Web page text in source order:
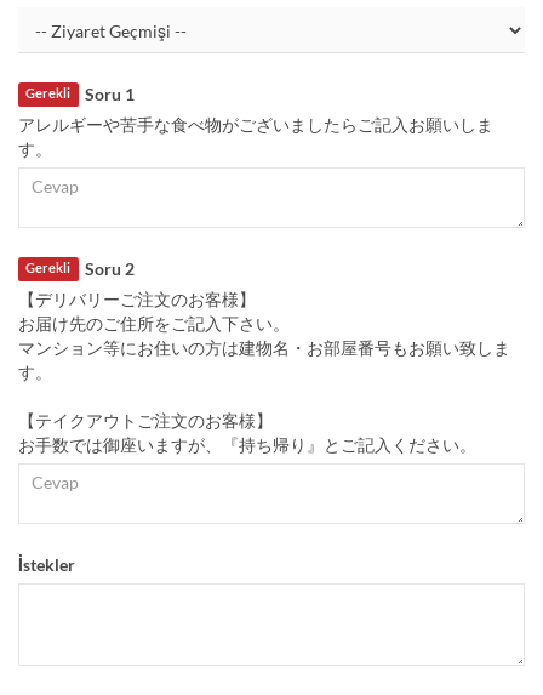
Soru 1
Gerekli
アレルギーや苦手な食べ物がございましたらご記入お願いしま
す。
Soru 2
Gerekli
【デリバリーご注文のお客様】
お届け先のご住所をご記入下さい。
マンション等にお住いの方は建物名・お部屋番号もお願い致しま
す。
【テイクアウトご注文のお客様】
お手数では御座いますが、『持ち帰り』とご記入ください。
İstekler